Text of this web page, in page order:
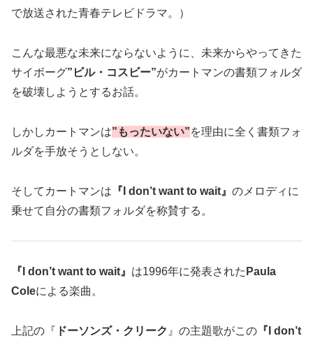
で放送された青春テレビドラマ。）
こんな最悪な未来にならないように、未来からやってきた
サイボーグ”ビル・コスビー”がカートマンの書類フォルダ
を破壊しようとするお話。
しかしカートマンは”もったいない”を理由に全く書類フォ
ルダを手放そうとしない。
そしてカートマンは 『I don’t want to wait』 のメロディに
乗せて自分の書類フォルダを称賛する。
『I don’t want to wait』 は1996年に発表された Paula
Coleによる楽曲。
上記の『 ドーソンズ・クリーク 』の主題歌がこの 『I don’t